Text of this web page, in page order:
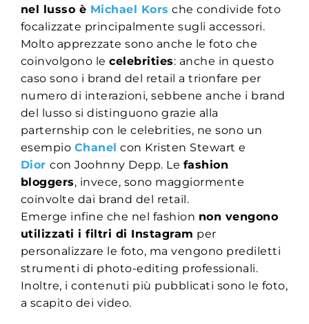
nel lusso è Michael Kors che condivide foto
focalizzate principalmente sugli accessori.
Molto apprezzate sono anche le foto che
coinvolgono lecelebrities: anche in questo
caso sono i brand del retail a trionfare per
numero di interazioni, sebbene anche i brand
del lusso si distinguono grazie alla
parternship con le celebrities, ne sono un
esempio Chanel con Kristen Stewart e
Dior con Joohnny Depp. Le fashion
bloggers, invece, sono maggiormente
coinvolte dai brand del retail.
Emerge infine che nel fashion non vengono
utilizzati i filtri di Instagram per
personalizzare le foto, ma vengono prediletti
strumenti di photo-editing professionali.
Inoltre, i contenuti più pubblicati sono le foto,
a scapito dei video.